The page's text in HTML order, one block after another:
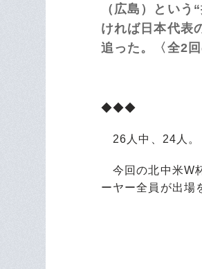
（広島）とい
ければ日本代表
追った。〈全2
◆◆◆
26人中、24人。
今回の北中米W
ーヤー全員が出場